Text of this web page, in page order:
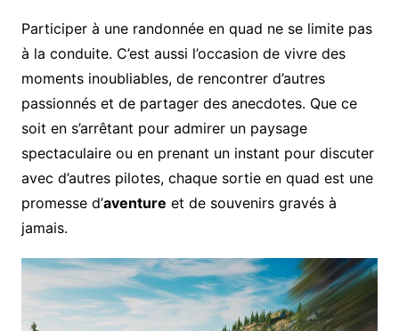
Participer à une randonnée en quad ne se limite pas
à la conduite. C’est aussi l’occasion de vivre des
moments inoubliables, de rencontrer d’autres
passionnés et de partager des anecdotes. Que ce
soit en s’arrêtant pour admirer un paysage
spectaculaire ou en prenant un instant pour discuter
avec d’autres pilotes, chaque sortie en quad est une
promesse d’aventure et de souvenirs gravés à
jamais.